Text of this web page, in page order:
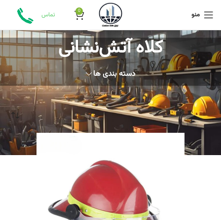
منو 0 تماس
کلاه آتش‌نشانی
دسته بندی ها
خانه محصولات برچسب خورده “کلاه آتش‌نشانی”